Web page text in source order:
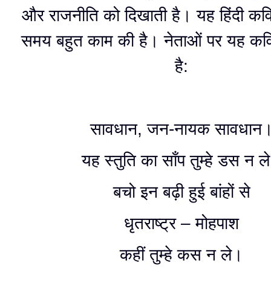
और राजनीति को दिखाती है। यह हिंदी
समय बहुत काम की है। नेताओं पर यह
है:
सावधान, जन-नायक
यह स्तुति का साँप तुम्हे डस न
बचो इन बढ़ी हुई बांहों से
धृतराष्ट्र – मोहपाश
कहीं तुम्हे कस न ले।